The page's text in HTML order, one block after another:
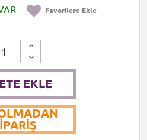
Favorilere Ekle
EKLE